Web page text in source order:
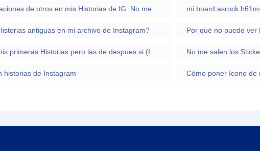
mi board asrock
antiguas en mi archivo de Instagram? Por qué no puedo ver
No me salen los
historias de Instagram Cómo poner ícono de